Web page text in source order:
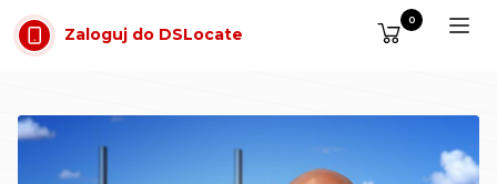
Przejdź do treści
Zaloguj do DSLocate
0
Monitoring GPS pojazdów, e-